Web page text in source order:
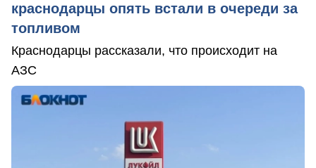
краснодарцы опять встали в очереди за
топливом
Краснодарцы рассказали, что происходит на
АЗС